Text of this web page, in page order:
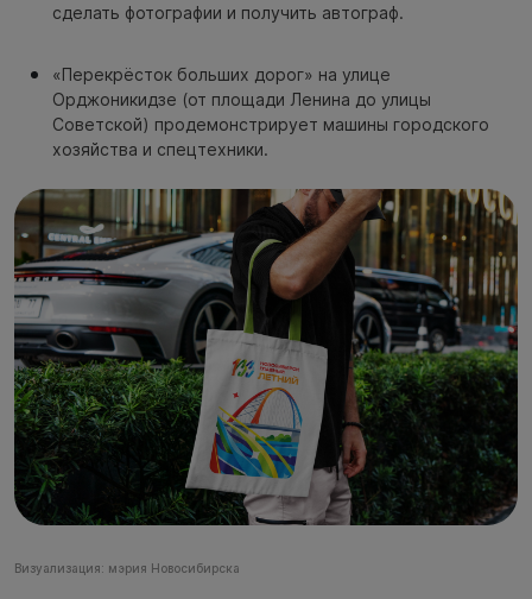
сделать фотографии и получить автограф.
«Перекрёсток больших дорог» на улице
Орджоникидзе (от площади Ленина до улицы
Советской) продемонстрирует машины городского
хозяйства и спецтехники.
Визуализация: мэрия Новосибирска